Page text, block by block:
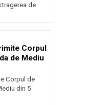
de
Corpul
de Mediu
Corpul de
din 5